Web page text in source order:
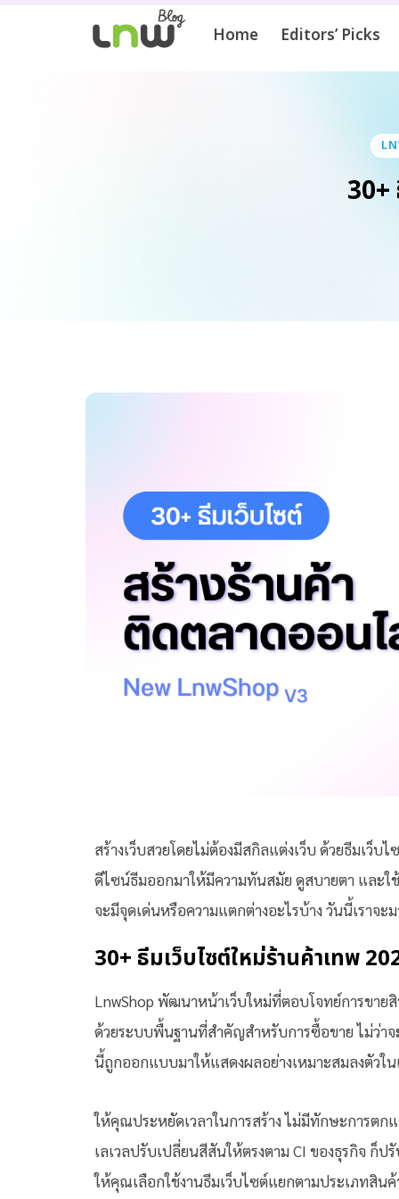
Home Editors’ Picks
30+
สร้างเว็บสวยโดยไม่ต้องมีสกิลแต่งเว็บ ด้วยธีมเว็บ
ดีไซน์ธีมออกมาให้มีความทันสมัย ดูสบายตา และ
จะมีจุดเด่นหรือความแตกต่างอะไรบ้าง วันนี้เราจ
30+ ธีมเว็บไซต์ใหม่ร้านค้าเทพ
LnwShop พัฒนาหน้าเว็บใหม่ที่ตอบโจทย์การขาย
ด้วยระบบพื้นฐานที่สำคัญสำหรับการซื้อขาย ไม่ว่า
นี้ถูกออกแบบมาให้แสดงผลอย่างเหมาะสมลงตัวใ
ให้คุณประหยัดเวลาในการสร้าง ไม่มีทักษะการต
เลเวลปรับเปลี่ยนสีสันให้ตรงตาม CI ของธุรกิจ ก็ป
ให้คุณเลือกใช้งานธีมเว็บไซต์แยกตามประเภทสินค้